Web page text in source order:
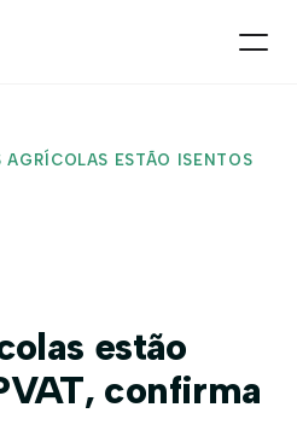
AGRÍCOLAS ESTÃO ISENTOS
estão
confirma